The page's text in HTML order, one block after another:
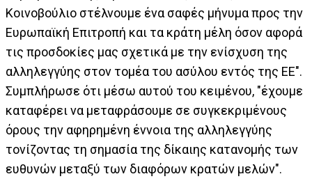
Κοινοβούλιο στέλνουμε ένα σαφές μήνυμα προς την
Ευρωπαϊκή Επιτροπή και τα κράτη μέλη όσον αφορά
τις προσδοκίες μας σχετικά με την ενίσχυση της
αλληλεγγύης στον τομέα του ασύλου εντός της ΕΕ".
Συμπλήρωσε ότι μέσω αυτού του κειμένου, "έχουμε
καταφέρει να μεταφράσουμε σε συγκεκριμένους
όρους την αφηρημένη έννοια της αλληλεγγύης
τονίζοντας τη σημασία της δίκαιης κατανομής των
ευθυνών μεταξύ των διαφόρων κρατών μελών".